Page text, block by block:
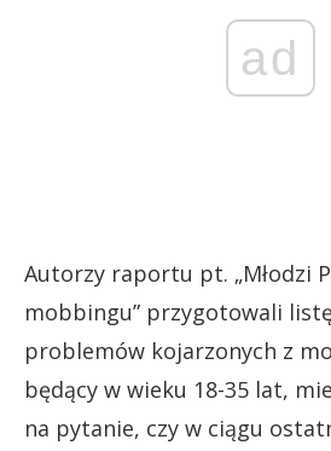
ad
Autorzy raportu pt. „Młodzi
mobbingu” przygotowali
problemów kojarzonych z
będący w wieku 18-35 lat,
na pytanie, czy w ciągu